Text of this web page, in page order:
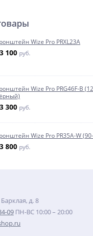
Wize Pro PRXL23A
100 руб.
Wize Pro PRG46F-B
300 руб.
Wize Pro PR35A-W
800 руб.
д. 8
09 ПН-ВС 10:00 – 20:00